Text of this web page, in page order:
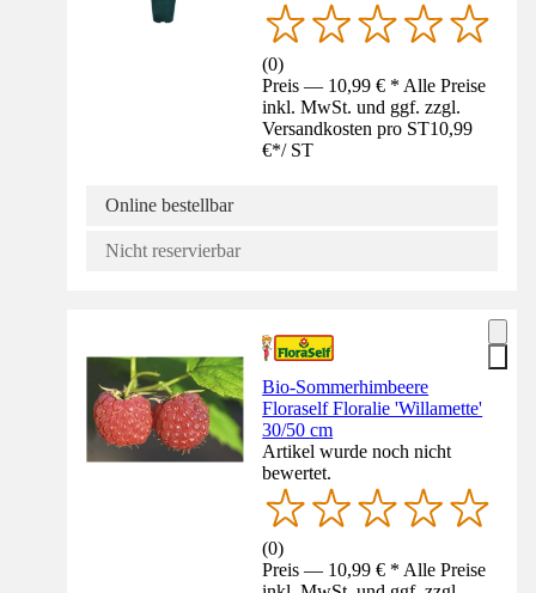
(0)
Preis — 10,99 € * Alle Preise
inkl. MwSt. und ggf. zzgl.
Versandkosten pro ST10,99
€*/ ST
Online bestellbar
Nicht reservierbar
Bio-Sommerhimbeere
Floraself Floralie 'Willamette'
30/50 cm
Artikel wurde noch nicht
bewertet.
(0)
Preis — 10,99 € * Alle Preise